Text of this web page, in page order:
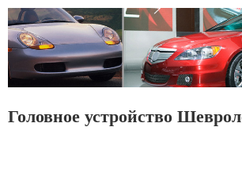
Головное устройство